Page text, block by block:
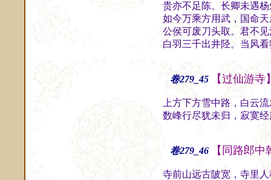
贵亦不足陈。长卿未遇
如今万乘方用武，国命
公侯可废刀头取。君不
白羽三千出井陉。当风
卷279_45 【过仙游寺
上方下方雪中路，白云
数峰行尽犹未归，寂寞
卷279_46 【同路郎
寺前山远古陂宽，寺里